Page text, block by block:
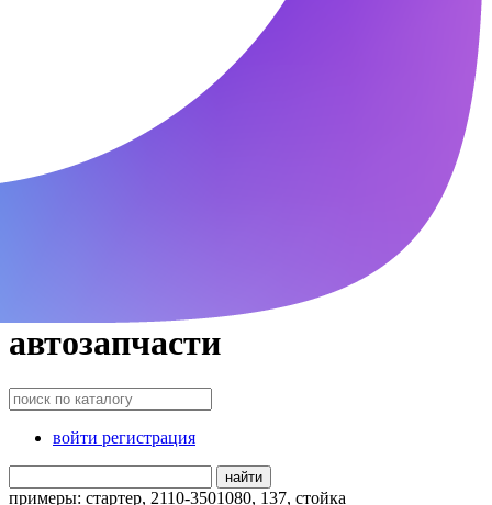
автозапчасти
войти регистрация
найти
примеры: стартер, 2110-3501080, 137, стойка